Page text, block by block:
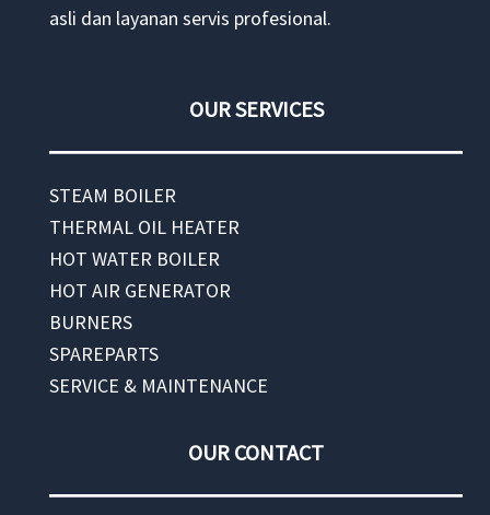
asli dan layanan servis profesional.
OUR SERVICES
STEAM BOILER
THERMAL OIL HEATER
HOT WATER BOILER
HOT AIR GENERATOR
BURNERS
SPAREPARTS
SERVICE & MAINTENANCE
OUR CONTACT